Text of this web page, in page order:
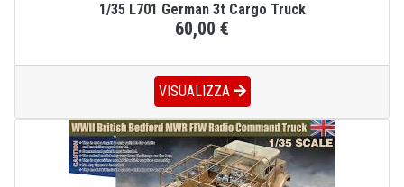
1/35 L701 German 3t Cargo Truck
60,00 €
VISUALIZZA